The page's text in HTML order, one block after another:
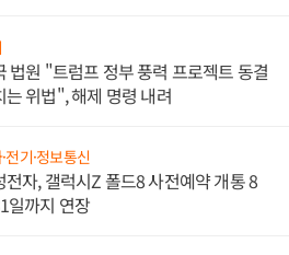
법원 "트럼프 정부 풍력 프로젝트 동결
는 위법", 해제 명령 내려
전기·정보통신
전자, 갤럭시Z 폴드8 사전예약 개통 8
일까지 연장